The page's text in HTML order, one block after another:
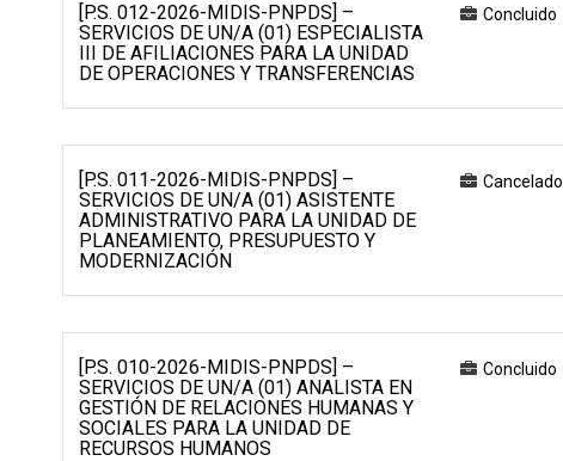
[P.S. 012-2026-MIDIS-PNPDS] –
SERVICIOS DE UN/A (01) ESPECIALISTA
III DE AFILIACIONES PARA LA UNIDAD
DE OPERACIONES Y TRANSFERENCIAS
Concluido
[P.S. 011-2026-MIDIS-PNPDS] –
SERVICIOS DE UN/A (01) ASISTENTE
ADMINISTRATIVO PARA LA UNIDAD DE
PLANEAMIENTO, PRESUPUESTO Y
MODERNIZACIÓN
Cancelado
[P.S. 010-2026-MIDIS-PNPDS] –
SERVICIOS DE UN/A (01) ANALISTA EN
GESTIÓN DE RELACIONES HUMANAS Y
SOCIALES PARA LA UNIDAD DE
RECURSOS HUMANOS
Concluido